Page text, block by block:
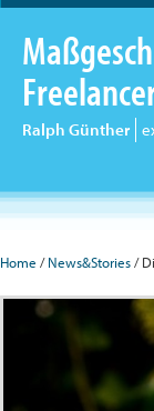
Ralph Günther
Home /News&Stories/